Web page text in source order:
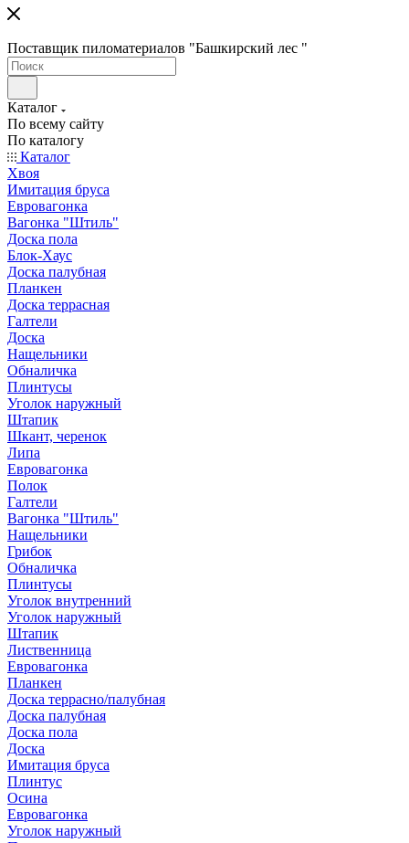
Поставщик пиломатериалов "Башкирский лес "
Каталог
По всему сайту
По каталогу
Каталог
Хвоя
Имитация бруса
Евровагонка
Вагонка "Штиль"
Доска пола
Блок-Хаус
Доска палубная
Планкен
Доска террасная
Галтели
Доска
Нащельники
Обналичка
Плинтусы
Уголок наружный
Штапик
Шкант, черенок
Липа
Евровагонка
Полок
Галтели
Вагонка "Штиль"
Нащельники
Грибок
Обналичка
Плинтусы
Уголок внутренний
Уголок наружный
Штапик
Лиственница
Евровагонка
Планкен
Доска террасно/палубная
Доска палубная
Доска пола
Доска
Имитация бруса
Плинтус
Осина
Евровагонка
Уголок наружный